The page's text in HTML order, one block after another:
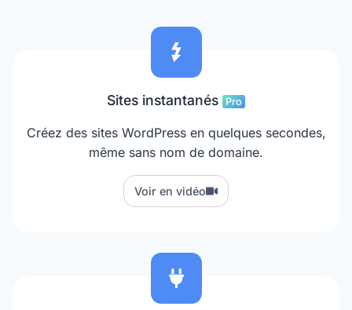
Sites instantanés Pro
Créez des sites WordPress en quelques secondes,
même sans nom de domaine.
Voir en vidéo